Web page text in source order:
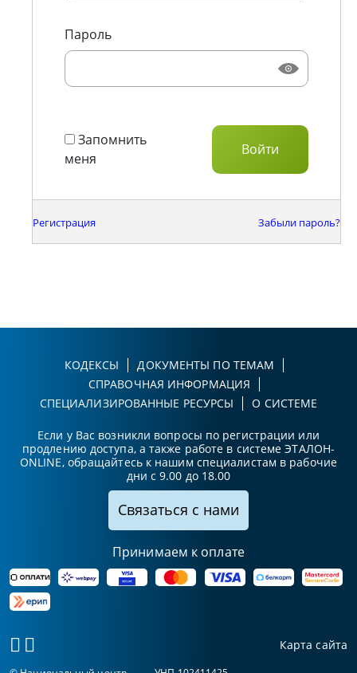
Пароль
Запомнить
меня
Регистрация Забыли пароль?
КОДЕКСЫ
ДОКУМЕНТЫ ПО ТЕМАМ
СПРАВОЧНАЯ ИНФОРМАЦИЯ
СПЕЦИАЛИЗИРОВАННЫЕ РЕСУРСЫ
О СИСТЕМЕ
Если у Вас возникли вопросы по регистрации или
продлению доступа, а также работе в системе ЭТАЛОН-
ONLINE, обращайтесь к нашим специалистам в рабочие
дни с 9.00 до 18.00
Связаться с нами
Принимаем к оплате
Карта сайта